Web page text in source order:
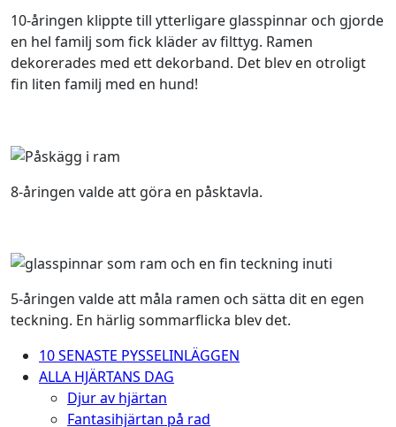
10-åringen klippte till ytterligare glasspinnar och gjorde
en hel familj som fick kläder av filttyg. Ramen
dekorerades med ett dekorband. Det blev en otroligt
fin liten familj med en hund!
8-åringen valde att göra en påsktavla.
5-åringen valde att måla ramen och sätta dit en egen
teckning. En härlig sommarflicka blev det.
10 SENASTE PYSSELINLÄGGEN
ALLA HJÄRTANS DAG
Djur av hjärtan
Fantasihjärtan på rad